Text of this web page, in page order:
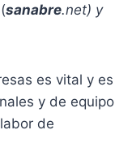
sanabre.net) y
es vital y es
y de equipo
de